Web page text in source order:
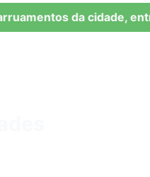
da cidade,